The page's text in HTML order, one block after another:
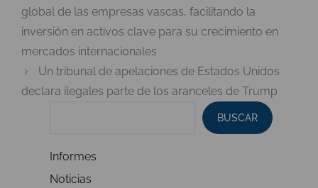
global de las empresas vascas, facilitando la
inversión en activos clave para su crecimiento en
mercados internacionales
Un tribunal de apelaciones de Estados Unidos
declara ilegales parte de los aranceles de Trump
BUSCAR
Informes
Noticias